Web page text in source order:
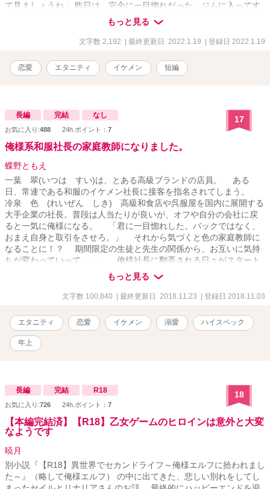
て見ましょうね」 昨日は、完全に一目惚れだった。ジムに入ってす
ぐの受付でにこにこと出迎えてくれた彼は、少し年下で、色白で細
身だけど胸板から腕まわりが明らかにがっちりしていてアスリート
ですと体がアピールしていた。 正直なところ彼と話した記憶はほと
の申込書を書いた記憶はうっすらある。 「じゃあ、はじめましょ
う」 「はい、よろしくお願いします」 しかし、今日のインストラク
というか、この笑顔には下心があるような気がする。 このジムに入
会した目的はもちろんダイエットのためだけれど、あわよくば彼と
イチャイチャトレーニング？！なんて思っていたのだ。 でも、私み
たいな女を相手にしないよねぇ……。 そんなことを考えているうち
に、あっという間に1時間が経過していた。 「はい、では今日はこの
くらいにしておきますか」 「ありがとうございました！」 「あの、
明日も個人レッスンを受けに来てもいいですか？」 「はい、もちろ
んですよ」 「じゃあ、明日もよろしくお願いします！」 「こちらこ
そ」 あの昨日隣にいた彼はトレーナーさんですか？彼にお願いでき
ますか？とは聞けなかった。
もっと見る
文字数 2,192 | 最終更新日 2022.1.19 | 登録日 2022.1.19
恋愛 エタニティ イケメン 短編
長編 完結 なし
お気に入り:488 24h.ポイント： 7
17
俺様系和服社長の家庭教師になりました。
蝶野ともえ
一葉 翠(いつは すい)は、とある高級ブランドの店員。 ある
日、常連である和服のイケメン社長に接客を指名されてしまう。
冷泉 色 (れいぜん しき) 高級和食店や呉服屋を国内に展開する
大手企業の社長。普段は人当たりが良いが、オフや自分の会社に戻
ると一気に俺様になる。 「君に一目惚れした。バックではなく、
おまえ自身と取引をさせろ。」 それから気づくと色の家庭教師に
なることに！？ 期間限定の生徒と先生の関係から、お互いに気持
ちが変わっていって、、、 俺様社長に翻弄される日々がスタート
もっと見る
文字数 100,840 | 最終更新日 2018.11.23 | 登録日 2018.11.03
エタニティ 恋愛 イケメン 溺愛 ハイスペック
年上
長編 完結 R18
お気に入り:726 24h.ポイント： 7
18
【本編完結済】【R18】乙女ゲームのヒロインは意外と大変
なようです
暁月
別小説『【R18】異世界でセカンドライフ～俺様エルフに拾われまし
た～』（略して俺様エルフ） の中に出てきた、悲しい別れをしてし